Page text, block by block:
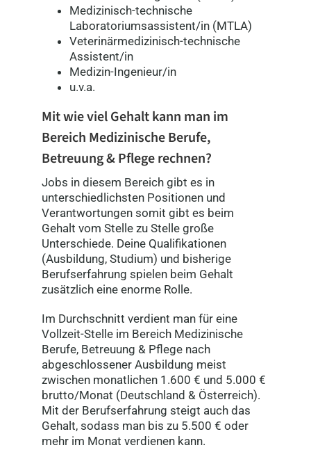
Medizinisch-technische
Laboratoriumsassistent/in (MTLA)
Veterinärmedizinisch-technische
Assistent/in
Medizin-Ingenieur/in
u.v.a.
Mit wie viel Gehalt kann man im
Bereich Medizinische Berufe,
Betreuung & Pflegerechnen?
Jobs in diesem Bereich gibt es in
unterschiedlichsten Positionen und
Verantwortungen somit gibt es beim
Gehalt vom Stelle zu Stelle große
Unterschiede. Deine Qualifikationen
(Ausbildung, Studium) und bisherige
Berufserfahrung spielen beim Gehalt
zusätzlich eine enorme Rolle.
Im Durchschnitt verdient man für eine
Vollzeit-Stelle im Bereich Medizinische
Berufe, Betreuung & Pflege nach
abgeschlossener Ausbildung meist
zwischen monatlichen 1.600 € und 5.000 €
brutto/Monat (Deutschland & Österreich).
Mit der Berufserfahrung steigt auch das
Gehalt, sodass man bis zu 5.500 € oder
mehr im Monat verdienen kann.